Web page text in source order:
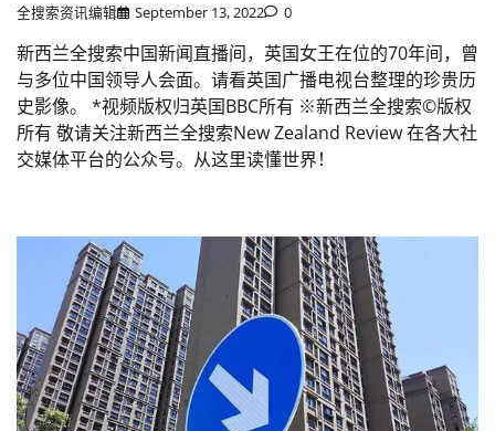
全搜索资讯编辑 September 13, 2022 0
新西兰全搜索中国新闻直播间，英国女王在位的70年间，曾
与多位中国领导人会面。请看英国广播电视台整理的珍贵历
史影像。 *视频版权归英国BBC所有 ※新西兰全搜索©️版权
所有 敬请关注新西兰全搜索New Zealand Review 在各大社
交媒体平台的公众号。从这里读懂世界！️